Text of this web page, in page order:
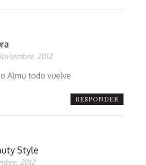
2012
Almu todo vuelve
RESPONDER
Style
2012